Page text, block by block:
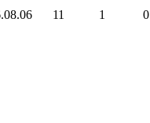
11 1 0